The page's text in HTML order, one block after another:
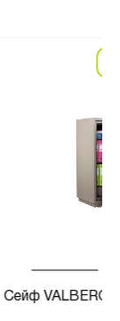
Сейф VALBERG